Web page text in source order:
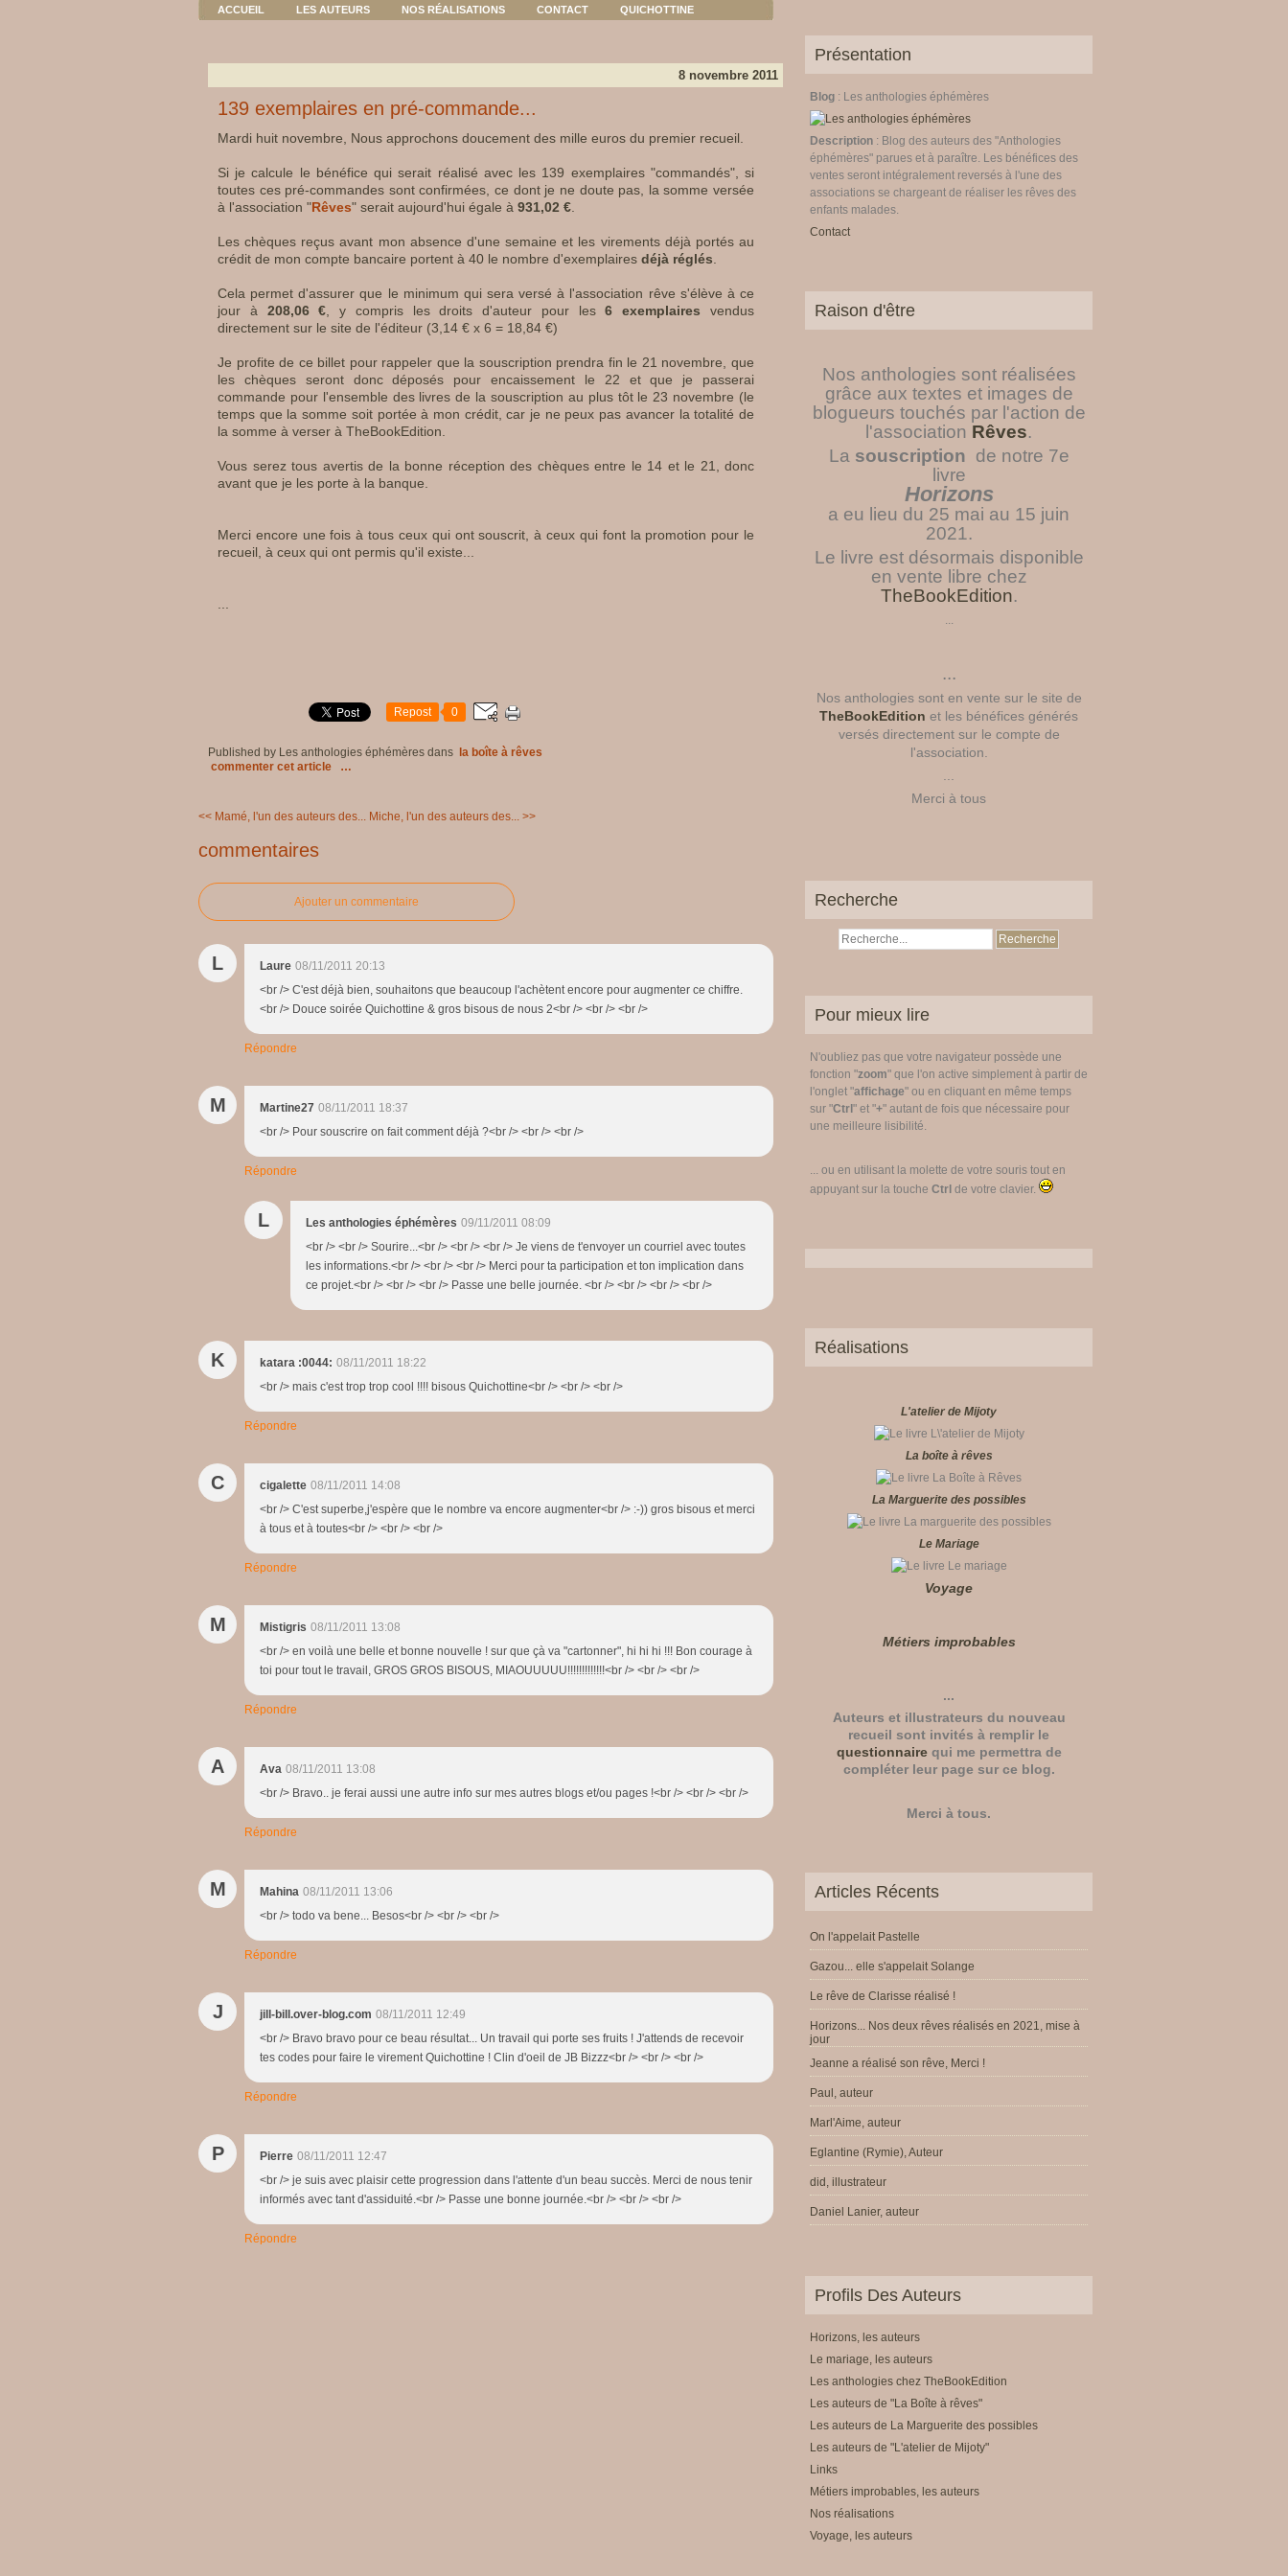
ACCUEIL LES AUTEURS NOS RÉALISATIONS CONTACT QUICHOTTINE
8 novembre 2011
139 exemplaires en pré-commande...
Mardi huit novembre, Nous approchons doucement des mille euros du premier recueil.
Si je calcule le bénéfice qui serait réalisé avec les 139 exemplaires "commandés", si
toutes ces pré-commandes sont confirmées, ce dont je ne doute pas, la somme versée
à l'association "Rêves" serait aujourd'hui égale à 931,02 €
Les chèques reçus avant mon absence d'une semaine et les virements déjà portés au
crédit de mon compte bancaire portent à 40 le nombre d'exemplaires déjà réglés
Cela permet d'assurer que le minimum qui sera versé à l'association rêve s'élève à ce
jour à 208,06 € , y compris les droits d'auteur pour les6 exemplaires vendus
directement sur le site de l'éditeur (3,14 € x 6 = 18,84 €)
Je profite de ce billet pour rappeler que la souscription prendra fin le 21 novembre, que
les chèques seront donc déposés pour encaissement le 22 et que je passerai
commande pour l'ensemble des livres de la souscription au plus tôt le 23 novembre (le
temps que la somme soit portée à mon crédit, car je ne peux pas avancer la totalité de
la somme à verser à TheBookEdition
Vous serez tous avertis de la bonne réception des chèques entre le 14 et le 21, donc
avant que je les porte à la banque.
Merci encore une fois à tous ceux qui ont souscrit, à ceux qui font la promotion pour le
recueil, à ceux qui ont permis qu'il existe...
Repost 0
Published by Les anthologies éphémères dans
la boîte à rêves
commenter cet article
…
<< Mamé, l'un des auteurs des... Miche, l'un des auteurs des... >>
commentaires
Ajouter un commentaire
L Laure 08/11/2011 20:13
<br /> C'est déjà bien, souhaitons que beaucoup l'achètent encore pour augmenter ce chiffre.
<br /> Douce soirée Quichottine & gros bisous de nous 2<br /> <br /> <br />
Répondre
M Martine27 08/11/2011 18:37
<br /> Pour souscrire on fait comment déjà ?<br /> <br /> <br />
Répondre
L Les anthologies éphémères 09/11/2011 08:09
<br /> <br /> Sourire...<br /> <br /> <br /> Je viens de t'envoyer un courriel avec toutes
les informations.<br /> <br /> <br /> Merci pour ta participation et ton implication dans
ce projet.<br /> <br /> <br /> Passe une belle journée. <br /> <br /> <br /> <br />
K katara :0044: 08/11/2011 18:22
<br /> mais c'est trop trop cool !!!! bisous Quichottine<br /> <br /> <br />
Répondre
C cigalette 08/11/2011 14:08
<br /> C'est superbe,j'espère que le nombre va encore augmenter<br /> :-)) gros bisous et merci
à tous et à toutes<br /> <br /> <br />
Répondre
M Mistigris 08/11/2011 13:08
<br /> en voilà une belle et bonne nouvelle ! sur que çà va "cartonner", hi hi hi !!! Bon courage à
toi pour tout le travail, GROS GROS BISOUS, MIAOUUUUU!!!!!!!!!!!!!<br /> <br /> <br />
Répondre
A Ava 08/11/2011 13:08
<br /> Bravo.. je ferai aussi une autre info sur mes autres blogs et/ou pages !<br /> <br /> <br />
Répondre
M Mahina 08/11/2011 13:06
<br /> todo va bene... Besos<br /> <br /> <br />
Répondre
J jill-bill.over-blog.com 08/11/2011 12:49
<br /> Bravo bravo pour ce beau résultat... Un travail qui porte ses fruits ! J'attends de recevoir
tes codes pour faire le virement Quichottine ! Clin d'oeil de JB Bizzz<br /> <br /> <br />
Répondre
P Pierre 08/11/2011 12:47
<br /> je suis avec plaisir cette progression dans l'attente d'un beau succès. Merci de nous tenir
informés avec tant d'assiduité.<br /> Passe une bonne journée.<br /> <br /> <br />
Répondre
Présentation
Blog : Les anthologies éphémères
Description : Blog des auteurs des "Anthologies
éphémères" parues et à paraître. Les bénéfices des
ventes seront intégralement reversés à l'une des
associations se chargeant de réaliser les rêves des
enfants malades.
Contact
Raison d'être
Nos anthologies sont réalisées
grâce aux textes et images de
blogueurs touchés par l'action de
l'association Rêves.
La souscription de notre 7e
livre
Horizons
a eu lieu du 25 mai au 15 juin
2021.
Le livre est désormais disponible
en vente libre chez
TheBookEdition.
...
...
Nos anthologies sont en vente sur le site de
TheBookEdition et les bénéfices générés
versés directement sur le compte de
l'association.
Merci à tous
Recherche
Pour mieux lire
N'oubliez pas que votre navigateur possède une
fonction "zoom" que l'on active simplement à partir de
l'onglet "affichage" ou en cliquant en même temps
sur "Ctrl " et "+" autant de fois que nécessaire pour
une meilleure lisibilité.
... ou en utilisant la molette de votre souris tout en
appuyant sur la touche Ctrl de votre clavier.
Réalisations
L'atelier de Mijoty
La boîte à rêves
La Marguerite des possibles
Le Mariage
Voyage
Métiers improbables
...
Auteurs et illustrateurs du nouveau
recueil sont invités à remplir le
questionnairequi me permettra de
compléter leur page sur ce blog.
Merci à tous.
Articles Récents
On l'appelait Pastelle
Gazou... elle s'appelait Solange
Le rêve de Clarisse réalisé !
Horizons... Nos deux rêves réalisés en 2021, mise à
jour
Jeanne a réalisé son rêve, Merci !
Paul, auteur
Marl'Aime, auteur
Eglantine (Rymie), Auteur
did, illustrateur
Daniel Lanier, auteur
Profils Des Auteurs
Horizons, les auteurs
Le mariage, les auteurs
Les anthologies chez TheBookEdition
Les auteurs de "La Boîte à rêves"
Les auteurs de La Marguerite des possibles
Les auteurs de "L'atelier de Mijoty"
Links
Métiers improbables, les auteurs
Nos réalisations
Voyage, les auteurs